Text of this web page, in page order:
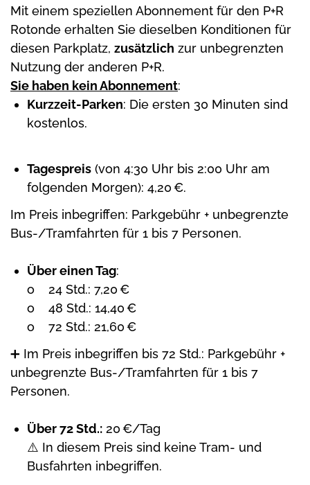
Mit einem speziellen Abonnement für den P+R
Rotonde erhalten Sie dieselben Konditionen für
diesen Parkplatz, zusätzlich zur unbegrenzten
Nutzung der anderen P+R.
Sie haben kein Abonnement:
Kurzzeit-Parken: Die ersten 30 Minuten sind
kostenlos.
Tagespreis (von 4:30 Uhr bis 2:00 Uhr am
folgenden Morgen): 4,20 €.
Im Preis inbegriffen: Parkgebühr + unbegrenzte
Bus-/Tramfahrten für 1 bis 7 Personen.
Über einen Tag:
o 24 Std.: 7,20 €
o 48 Std.: 14,40 €
o 72 Std.: 21,60 €
➕ Im Preis inbegriffen bis 72 Std.: Parkgebühr +
unbegrenzte Bus-/Tramfahrten für 1 bis 7
Personen.
Über 72 Std.: 20 €/Tag
⚠️ In diesem Preis sind keine Tram- und
Busfahrten inbegriffen.